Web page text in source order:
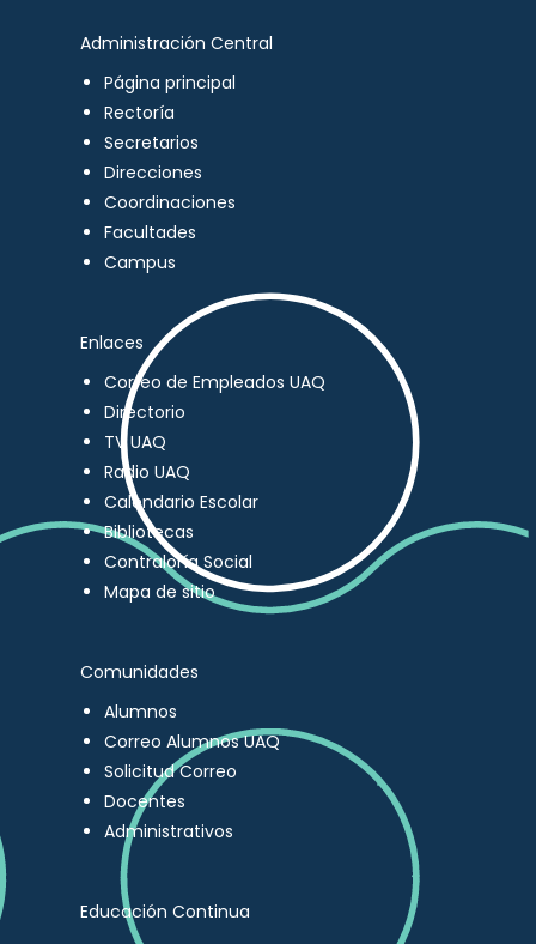
Administración Central
Página principal
Rectoría
Secretarios
Direcciones
Coordinaciones
Facultades
Campus
Enlaces
Correo de Empleados UAQ
Directorio
TV UAQ
Radio UAQ
Calendario Escolar
Bibliotecas
Contraloría Social
Mapa de sitio
Comunidades
Alumnos
Correo Alumnos UAQ
Solicitud Correo
Docentes
Administrativos
Educación Continua